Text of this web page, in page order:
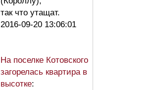
так что утащат.
2016-09-20 13:06:01
На поселке Котовского
загорелась квартира в
высотке: